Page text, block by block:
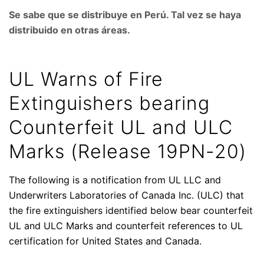
Se sabe que se distribuye en Perú. Tal vez se haya
distribuido en otras áreas.
UL Warns of Fire
Extinguishers bearing
Counterfeit UL and ULC
Marks (Release 19PN-20)
The following is a notification from UL LLC and
Underwriters Laboratories of Canada Inc. (ULC) that
the fire extinguishers identified below bear counterfeit
UL and ULC Marks and counterfeit references to UL
certification for United States and Canada.